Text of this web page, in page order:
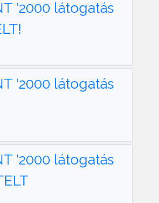
'2000 látogatás
'2000 látogatás
'2000 látogatás